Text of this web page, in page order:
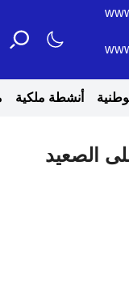
أنشطة ملكية
الصعيد